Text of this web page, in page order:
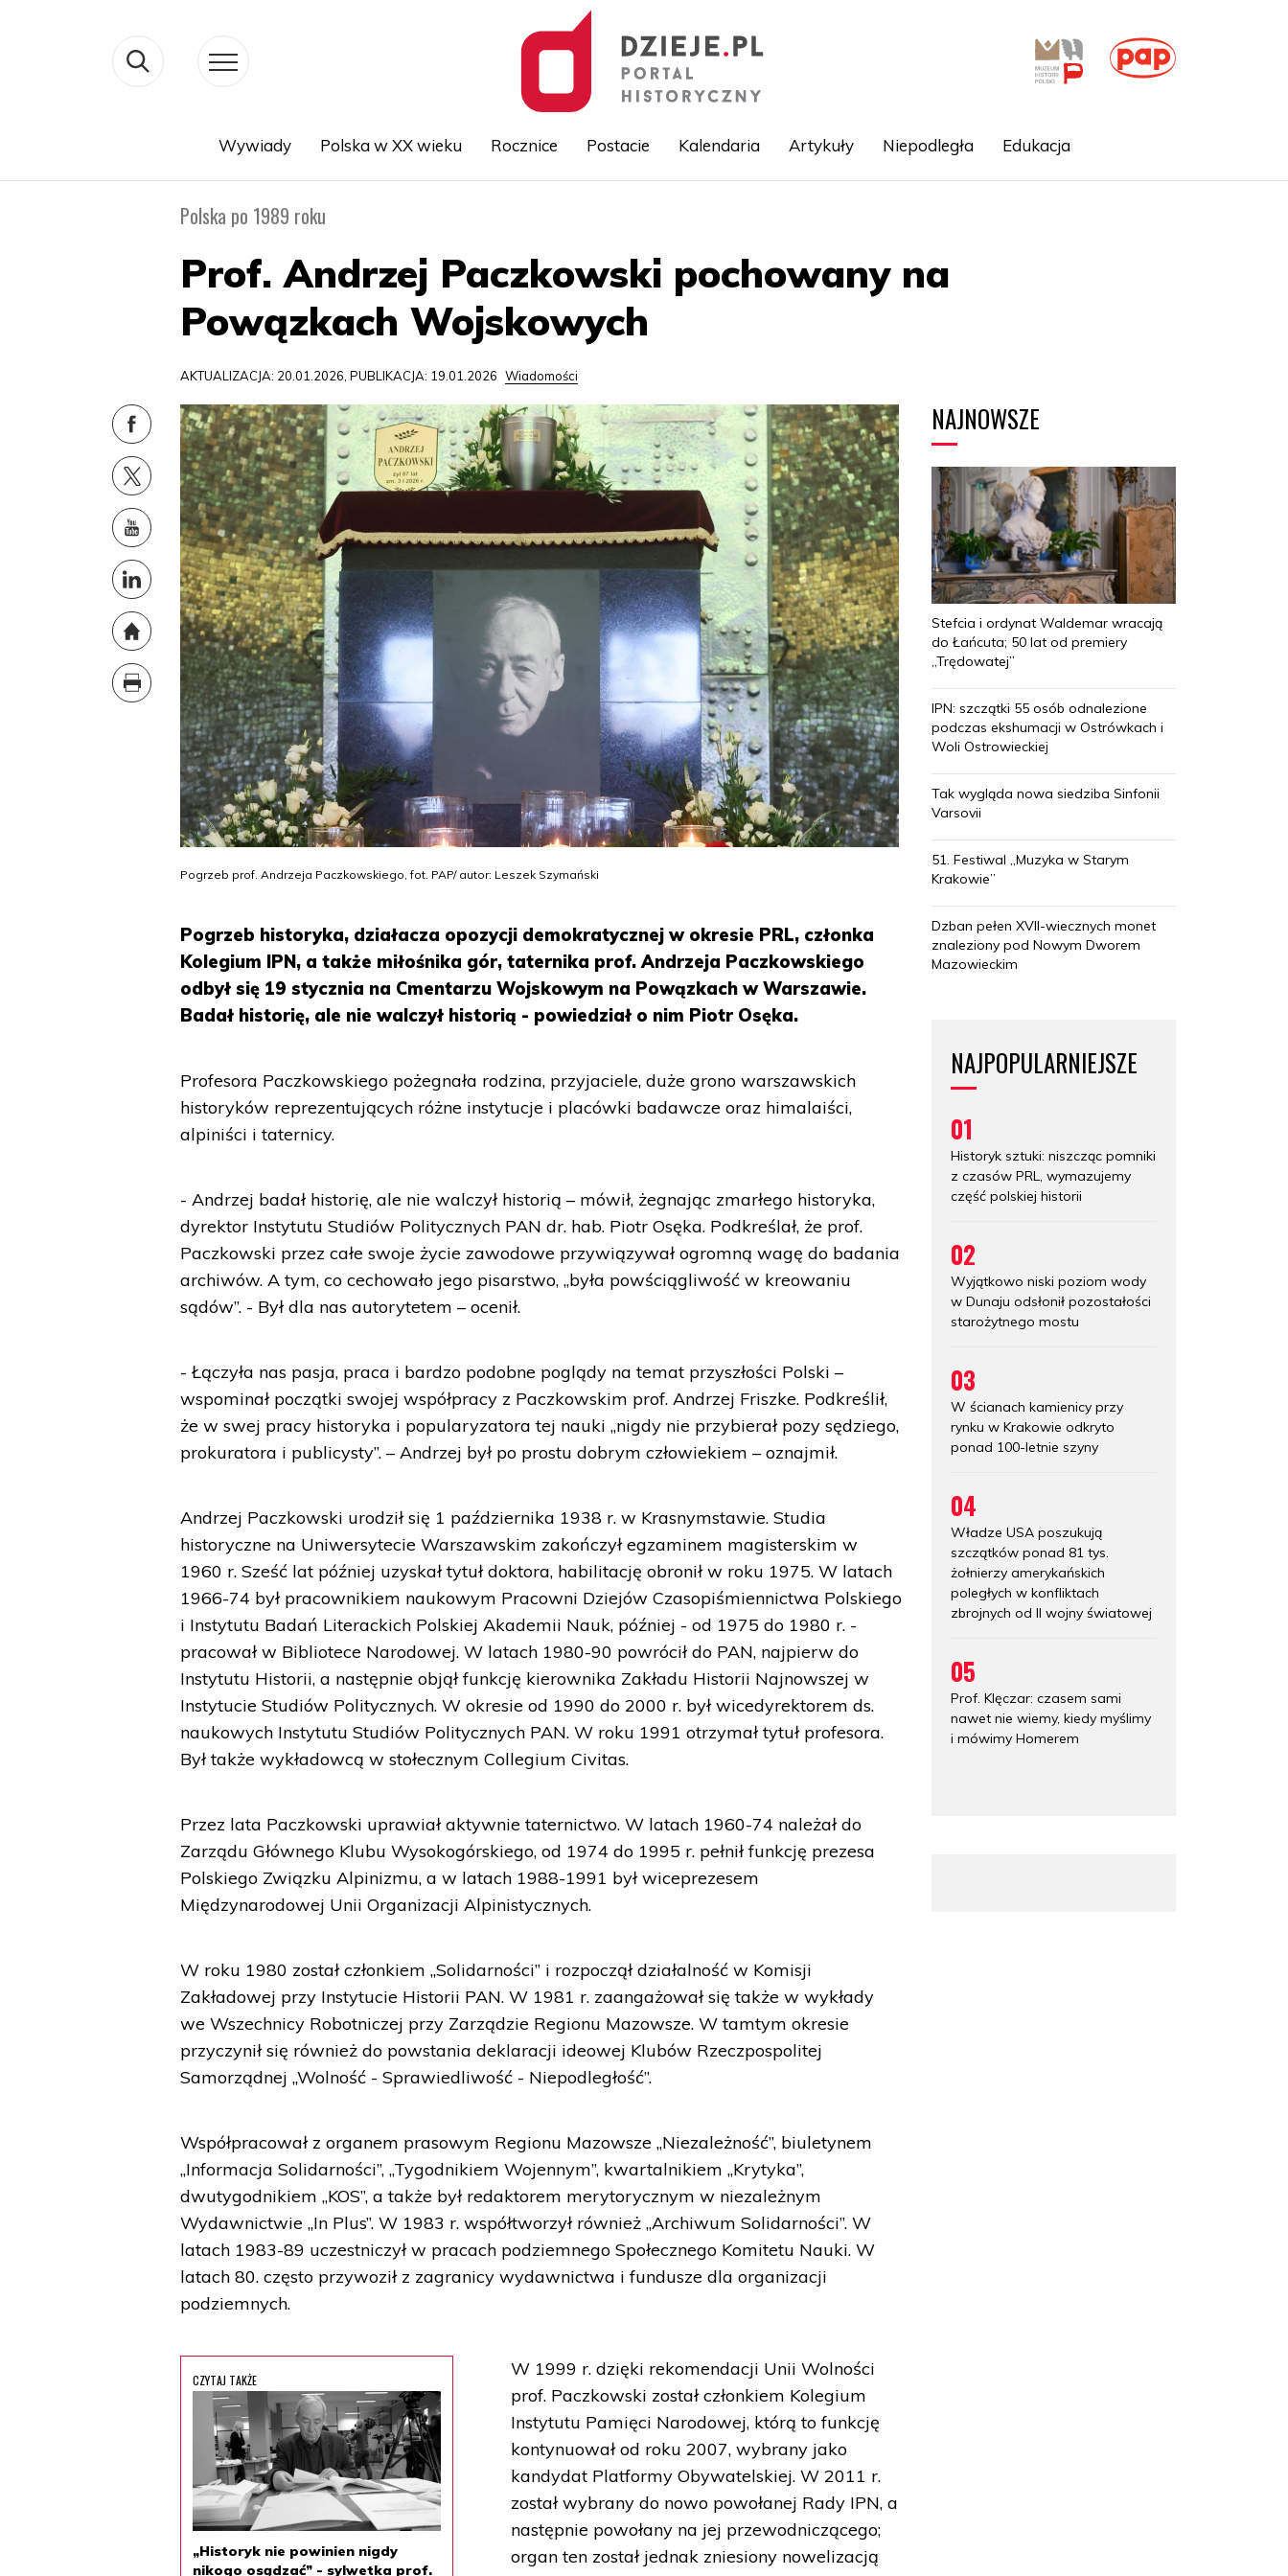
treści
Wywiady Polska w XX wieku Rocznice Postacie Kalendaria Artykuły Niepodległa Edukacja
Polska po 1989 roku
Prof. Andrzej Paczkowski pochowany na
Powązkach Wojskowych
AKTUALIZACJA: 20.01.2026, PUBLIKACJA: 19.01.2026 Wiadomości
Pogrzeb prof. Andrzeja Paczkowskiego, fot. PAP/ autor: Leszek Szymański
Pogrzeb historyka, działacza opozycji demokratycznej w okresie PRL, członka
Kolegium IPN, a także miłośnika gór, taternika prof. Andrzeja Paczkowskiego
odbył się 19 stycznia na Cmentarzu Wojskowym na Powązkach w Warszawie.
Badał historię, ale nie walczył historią - powiedział o nim Piotr Osęka.
Profesora Paczkowskiego pożegnała rodzina, przyjaciele, duże grono warszawskich
historyków reprezentujących różne instytucje i placówki badawcze oraz himalaiści,
alpiniści i taternicy.
- Andrzej badał historię, ale nie walczył historią – mówił, żegnając zmarłego historyka,
dyrektor Instytutu Studiów Politycznych PAN dr. hab. Piotr Osęka. Podkreślał, że prof.
Paczkowski przez całe swoje życie zawodowe przywiązywał ogromną wagę do badania
archiwów. A tym, co cechowało jego pisarstwo, „była powściągliwość w kreowaniu
sądów”. - Był dla nas autorytetem – ocenił.
- Łączyła nas pasja, praca i bardzo podobne poglądy na temat przyszłości Polski –
wspominał początki swojej współpracy z Paczkowskim prof. Andrzej Friszke. Podkreślił,
że w swej pracy historyka i popularyzatora tej nauki „nigdy nie przybierał pozy sędziego,
prokuratora i publicysty”. – Andrzej był po prostu dobrym człowiekiem – oznajmił.
Andrzej Paczkowski urodził się 1 października 1938 r. w Krasnymstawie. Studia
historyczne na Uniwersytecie Warszawskim zakończył egzaminem magisterskim w
1960 r. Sześć lat później uzyskał tytuł doktora, habilitację obronił w roku 1975. W latach
1966-74 był pracownikiem naukowym Pracowni Dziejów Czasopiśmiennictwa Polskiego
i Instytutu Badań Literackich Polskiej Akademii Nauk, później - od 1975 do 1980 r. -
pracował w Bibliotece Narodowej. W latach 1980-90 powrócił do PAN, najpierw do
Instytutu Historii, a następnie objął funkcję kierownika Zakładu Historii Najnowszej w
Instytucie Studiów Politycznych. W okresie od 1990 do 2000 r. był wicedyrektorem ds.
naukowych Instytutu Studiów Politycznych PAN. W roku 1991 otrzymał tytuł profesora.
Był także wykładowcą w stołecznym Collegium Civitas.
Przez lata Paczkowski uprawiał aktywnie taternictwo. W latach 1960-74 należał do
Zarządu Głównego Klubu Wysokogórskiego, od 1974 do 1995 r. pełnił funkcję prezesa
Polskiego Związku Alpinizmu, a w latach 1988-1991 był wiceprezesem
Międzynarodowej Unii Organizacji Alpinistycznych.
W roku 1980 został członkiem „Solidarności” i rozpoczął działalność w Komisji
Zakładowej przy Instytucie Historii PAN. W 1981 r. zaangażował się także w wykłady
we Wszechnicy Robotniczej przy Zarządzie Regionu Mazowsze. W tamtym okresie
przyczynił się również do powstania deklaracji ideowej Klubów Rzeczpospolitej
Samorządnej „Wolność - Sprawiedliwość - Niepodległość”.
Współpracował z organem prasowym Regionu Mazowsze „Niezależność”, biuletynem
„Informacja Solidarności”, „Tygodnikiem Wojennym”, kwartalnikiem „Krytyka”,
dwutygodnikiem „KOS”, a także był redaktorem merytorycznym w niezależnym
Wydawnictwie „In Plus”. W 1983 r. współtworzył również „Archiwum Solidarności”. W
latach 1983-89 uczestniczył w pracach podziemnego Społecznego Komitetu Nauki. W
latach 80. często przywoził z zagranicy wydawnictwa i fundusze dla organizacji
podziemnych.
CZYTAJ TAKŻE
„Historyk nie powinien nigdy
nikogo osądzać” - sylwetka prof.
W 1999 r. dzięki rekomendacji Unii Wolności
prof. Paczkowski został członkiem Kolegium
Instytutu Pamięci Narodowej, którą to funkcję
kontynuował od roku 2007, wybrany jako
kandydat Platformy Obywatelskiej. W 2011 r.
został wybrany do nowo powołanej Rady IPN, a
następnie powołany na jej przewodniczącego;
organ ten został jednak zniesiony nowelizacją
NAJNOWSZE
Stefcia i ordynat Waldemar wracają
do Łańcuta; 50 lat od premiery
„Trędowatej”
IPN: szczątki 55 osób odnalezione
podczas ekshumacji w Ostrówkach i
Woli Ostrowieckiej
Tak wygląda nowa siedziba Sinfonii
Varsovii
51. Festiwal „Muzyka w Starym
Krakowie”
Dzban pełen XVII-wiecznych monet
znaleziony pod Nowym Dworem
Mazowieckim
NAJPOPULARNIEJSZE
01
Historyk sztuki: niszcząc pomniki
z czasów PRL, wymazujemy
część polskiej historii
02
Wyjątkowo niski poziom wody
w Dunaju odsłonił pozostałości
starożytnego mostu
03
W ścianach kamienicy przy
rynku w Krakowie odkryto
ponad 100-letnie szyny
04
Władze USA poszukują
szczątków ponad 81 tys.
żołnierzy amerykańskich
poległych w konfliktach
zbrojnych od II wojny światowej
05
Prof. Klęczar: czasem sami
nawet nie wiemy, kiedy myślimy
i mówimy Homerem